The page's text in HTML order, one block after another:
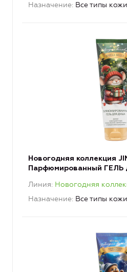
Назначение Все типы
Новогодняя коллекция
Парфюмированный ГЕЛЬ
Линия Новогодняя
Назначение Все типы